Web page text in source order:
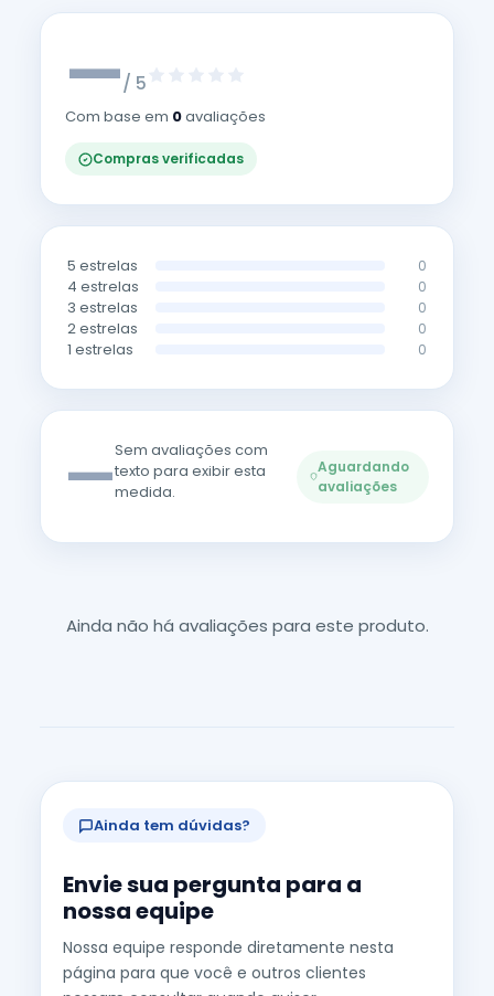
—/ 5
Com base em 0avaliações
Compras verificadas
5 estrelas 0
4 estrelas 0
3 estrelas 0
2 estrelas 0
1 estrelas 0
—Sem avaliações com
texto para exibir esta
medida.
Aguardando
avaliações
Ainda não há avaliações para este produto.
Ainda tem dúvidas?
Envie sua pergunta para a
nossa equipe
Nossa equipe responde diretamente nesta
página para que você e outros clientes